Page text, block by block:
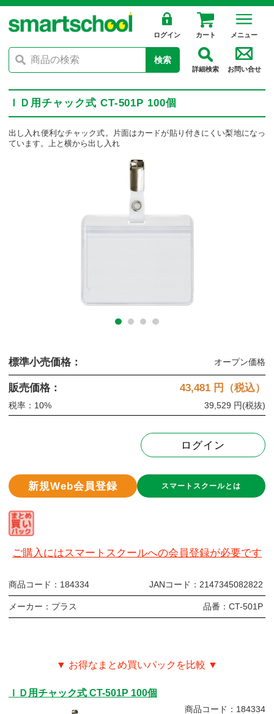
ログイン カート メニュー
検索
詳細検索 お問い合せ
ＩＤ用チャック式 CT-501P 100個
出し入れ便利なチャック式。片面はカードが貼り付きにくい梨地になっ
ています。上と横から出し入れ
標準小売価格： オープン価格
販売価格： 43,481 円（税込）
税率：10% 39,529 円(税抜)
ログイン
新規Web会員登録 スマートスクールとは
ご購入にはスマートスクールへの会員登録が必要です
商品コード： 184334 JANコード： 2147345082822
メーカー： プラス 品番： CT-501P
▼ お得なまとめ買いパックを比較 ▼
ＩＤ用チャック式 CT-501P 100個
商品コード：184334